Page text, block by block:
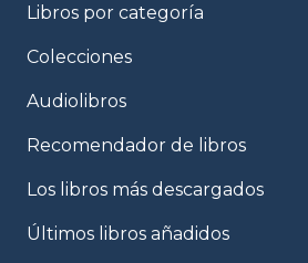
Libros por categoría
Colecciones
Audiolibros
Recomendador de libros
Los libros más descargados
Últimos libros añadidos